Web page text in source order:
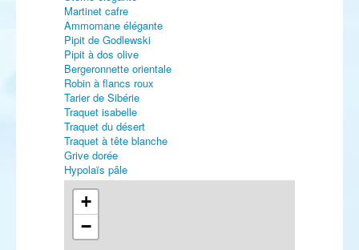
Martinet cafre
Ammomane élégante
Pipit de Godlewski
Pipit à dos olive
Bergeronnette orientale
Robin à flancs roux
Tarier de Sibérie
Traquet isabelle
Traquet du désert
Traquet à tête blanche
Grive dorée
Hypolaïs pâle
Hypolaïs obscure
Fauvette de Rüppell
Fauvette des Balkans
Pouillot boréal
Moineau espagnol
+
−